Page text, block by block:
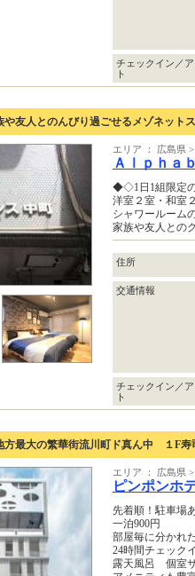
チェックイン／
ト
や友人とのんびり過ごせるメゾネット
エリア ： 広島県
Ａｌｐｈａ
◆◇1日1組限定
洋室２室・和室
シャワールーム
家族や友人との
住所
交通情報
チェックイン／
ト
方最大の繁華街流川町ド真ん中 １F寿
エリア ： 広島県
ピンポンホ
先着順！駐車場
一泊900円
部屋毎に分かれ
24時間チェック
露天風呂 個室